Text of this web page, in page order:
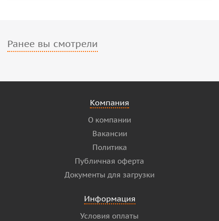
Ранее вы смотрели
Компания
О компании
Вакансии
Политика
Публичная оферта
Документы для загрузки
Информация
Условия оплаты